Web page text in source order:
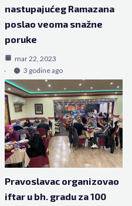
nastupajućeg Ramazana
poslao veoma snažne
poruke
mar 22, 2023
3 godine ago
Pravoslavac organizovao
iftar u bh. gradu za 100